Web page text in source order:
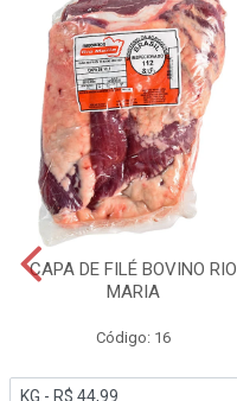
CAPA DE FILÉ BOVINO RIO
MARIA
Código: 16